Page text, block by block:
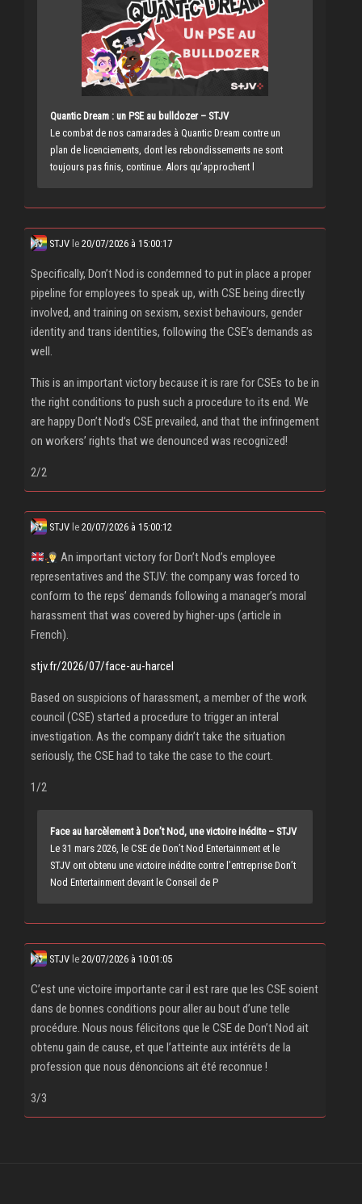
Quantic Dream : un PSE au bulldozer – STJV
Le combat de nos camarades à Quantic Dream contre un
plan de licenciements, dont les rebondissements ne sont
toujours pas finis, continue. Alors qu’approchent l
STJV le 20/07/2026 à 15:00:17
Specifically, Don’t Nod is condemned to put in place a proper
pipeline for employees to speak up, with CSE being directly
involved, and training on sexism, sexist behaviours, gender
identity and trans identities, following the CSE’s demands as
well.
This is an important victory because it is rare for CSEs to be in
the right conditions to push such a procedure to its end. We
are happy Don’t Nod’s CSE prevailed, and that the infringement
on workers’ rights that we denounced was recognized!
2/2
STJV le 20/07/2026 à 15:00:12
An important victory for Don’t Nod’s employee
representatives and the STJV: the company was forced to
conform to the reps’ demands following a manager’s moral
harassment that was covered by higher-ups (article in
French).
stjv.fr/2026/07/face-au-harcel
Based on suspicions of harassment, a member of the work
council (CSE) started a procedure to trigger an interal
investigation. As the company didn’t take the situation
seriously, the CSE had to take the case to the court.
1/2
Face au harcèlement à Don’t Nod, une victoire inédite – STJV
Le 31 mars 2026, le CSE de Don’t Nod Entertainment et le
STJV ont obtenu une victoire inédite contre l’entreprise Don’t
Nod Entertainment devant le Conseil de P
STJV le 20/07/2026 à 10:01:05
C’est une victoire importante car il est rare que les CSE soient
dans de bonnes conditions pour aller au bout d’une telle
procédure. Nous nous félicitons que le CSE de Don’t Nod ait
obtenu gain de cause, et que l’atteinte aux intérêts de la
profession que nous dénoncions ait été reconnue !
3/3